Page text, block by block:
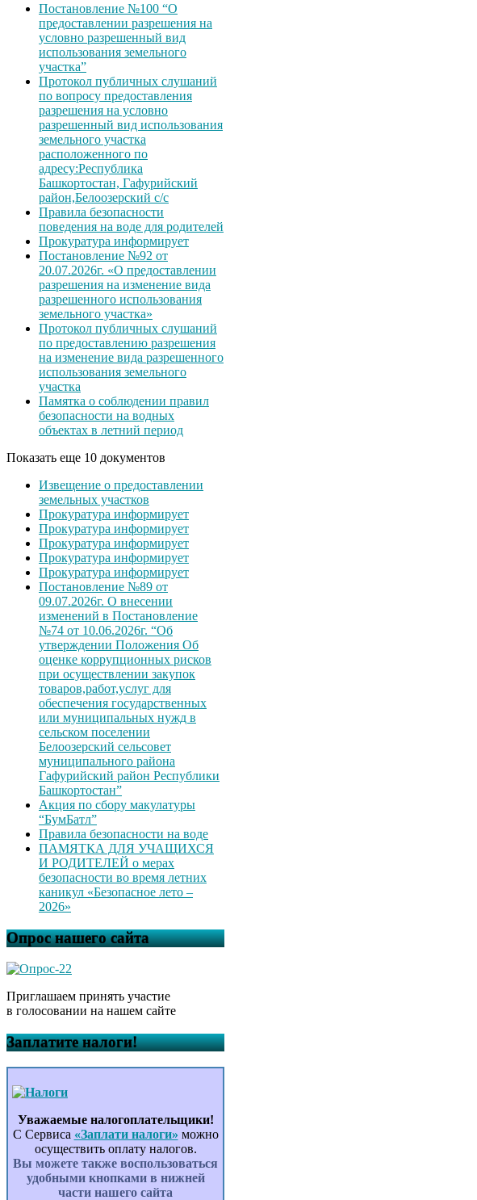
Постановление №100 “О
предоставлении разрешения на
условно разрешенный вид
использования земельного
участка”
Протокол публичных слушаний
по вопросу предоставления
разрешения на условно
разрешенный вид использования
земельного участка
расположенного по
адресу:Республика
Башкортостан, Гафурийский
район,Белоозерский с/с
Правила безопасности
поведения на воде для родителей
Прокуратура информирует
Постановление №92 от
20.07.2026г. «О предоставлении
разрешения на изменение вида
разрешенного использования
земельного участка»
Протокол публичных слушаний
по предоставлению разрешения
на изменение вида разрешенного
использования земельного
участка
Памятка о соблюдении правил
безопасности на водных
объектах в летний период
Показать еще 10 документов
Извещение о предоставлении
земельных участков
Прокуратура информирует
Прокуратура информирует
Прокуратура информирует
Прокуратура информирует
Прокуратура информирует
Постановление №89 от
09.07.2026г. О внесении
изменений в Постановление
№74 от 10.06.2026г. “Об
утверждении Положения Об
оценке коррупционных рисков
при осуществлении закупок
товаров,работ,услуг для
обеспечения государственных
или муниципальных нужд в
сельском поселении
Белоозерский сельсовет
муниципального района
Гафурийский район Республики
Башкортостан”
Акция по сбору макулатуры
“БумБатл”
Правила безопасности на воде
ПАМЯТКА ДЛЯ УЧАЩИХСЯ
И РОДИТЕЛЕЙ о мерах
безопасности во время летних
каникул «Безопасное лето –
2026»
Опрос нашего сайта
Приглашаем принять участие
в голосовании на нашем сайте
Заплатите налоги!
Уважаемые налогоплательщики!
С Сервиса «Заплати налоги» можно
осуществить оплату налогов.
Вы можете также воспользоваться
удобными кнопками в нижней
части нашего сайта